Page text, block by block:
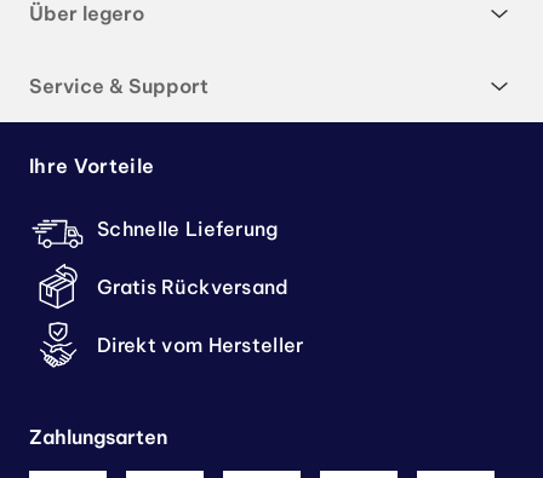
Über legero
Service & Support
Ihre Vorteile
Schnelle Lieferung
Gratis Rückversand
Direkt vom Hersteller
Zahlungsarten